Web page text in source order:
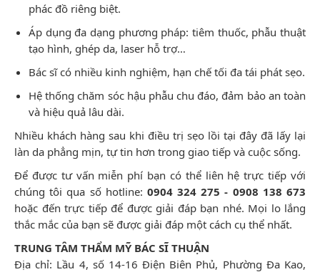
phác đồ riêng biệt.
Áp dụng đa dạng phương pháp: tiêm thuốc, phẫu thuật
tạo hình, ghép da, laser hỗ trợ…
Bác sĩ có nhiều kinh nghiệm, hạn chế tối đa tái phát sẹo.
Hệ thống chăm sóc hậu phẫu chu đáo, đảm bảo an toàn
và hiệu quả lâu dài.
Nhiều khách hàng sau khi điều trị sẹo lồi tại đây đã lấy lại
làn da phẳng mịn, tự tin hơn trong giao tiếp và cuộc sống.
Để được tư vấn miễn phí bạn có thể liên hệ trực tiếp với
chúng tôi qua số hotline: 0904 324 275 - 0908 138 673
hoặc đến trực tiếp để được giải đáp bạn nhé. Mọi lo lắng
thắc mắc của bạn sẽ được giải đáp một cách cụ thể nhất.
TRUNG TÂM THẨM MỸ BÁC SĨ THUẬN
Địa chỉ: Lầu 4, số 14-16 Điện Biên Phủ, Phường Đa Kao,